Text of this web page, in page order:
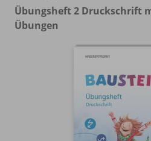
Übungsheft 2 Druckschrift
Übungen